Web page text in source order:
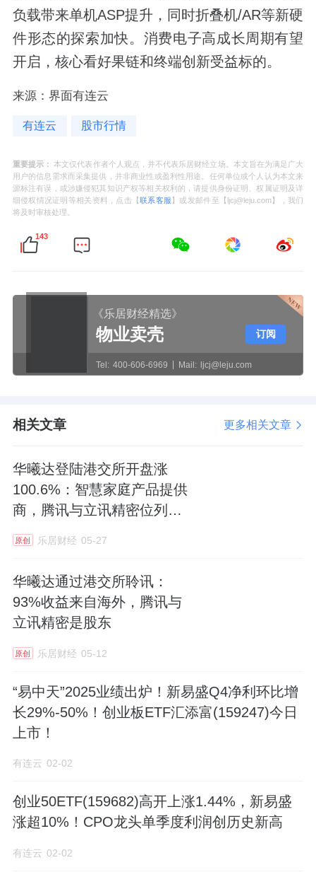
负载带来单机ASP提升，同时折叠机/AR等新硬
件形态的探索加快。消费电子高成长周期有望
开启，核心看好果链和终端创新受益标的。
来源：界面有连云
有连云 股市行情
重要提示： 本文仅代表作者个人观点，并不代表乐居财经立场。本文旨在为满足广大
用户的信息需求而采集提供，并非商业性或盈利性用途。任何单位或个人认为本文来
源标注有误，或涉嫌侵犯其知识产权等相关权利的，请提供身份证明、权属证明及详
细侵权情况证明等相关资料，点击【联系客服 】或发邮件至【ljcj@leju.com】，我们
将及时审核处理。
143
《乐居财经精选》
物业卖壳
Tel: 400-606-6969 Mail: ljcj@leju.com
订阅
相关文章 更多相关文章
华曦达登陆港交所开盘涨
100.6%：智慧家庭产品提供
商，腾讯与立讯精密位列股
东
原创 乐居财经 05-27
华曦达通过港交所聆讯：
93%收益来自海外，腾讯与
立讯精密是股东
原创 乐居财经 05-12
“易中天”2025业绩出炉！新易盛Q4净利环比增
长29%-50%！创业板ETF汇添富(159247)今日
上市！
有连云 02-02
创业50ETF(159682)高开上涨1.44%，新易盛
涨超10%！CPO龙头单季度利润创历史新高
有连云 02-02